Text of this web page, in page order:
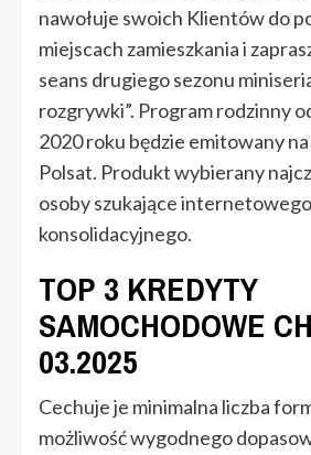
nawołuje swoich Klientów do
miejscach zamieszkania i
seans drugiego sezonu
rozgrywki”. Program rodzinny
2020 roku będzie emitowany
Polsat. Produkt wybierany
osoby szukające
konsolidacyjnego.
TOP 3 KREDYTY
SAMOCHODOWE
03.2025
Cechuje je minimalna liczba
możliwość wygodnego